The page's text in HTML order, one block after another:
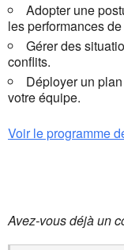
Adopter une
les performances
Gérer des
conflits.
Déployer un
votre équipe.
Voir le programme
Avez-vous déjà un